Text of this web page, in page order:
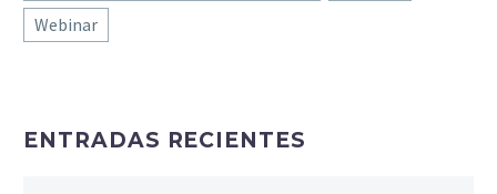
Webinar
ENTRADAS RECIENTES